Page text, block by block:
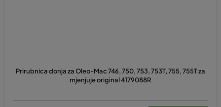
Prirubnica donja za Oleo-Mac 746, 750, 753, 753T, 755, 755T za
mjenjuje original 4179088R
proizvoda
je